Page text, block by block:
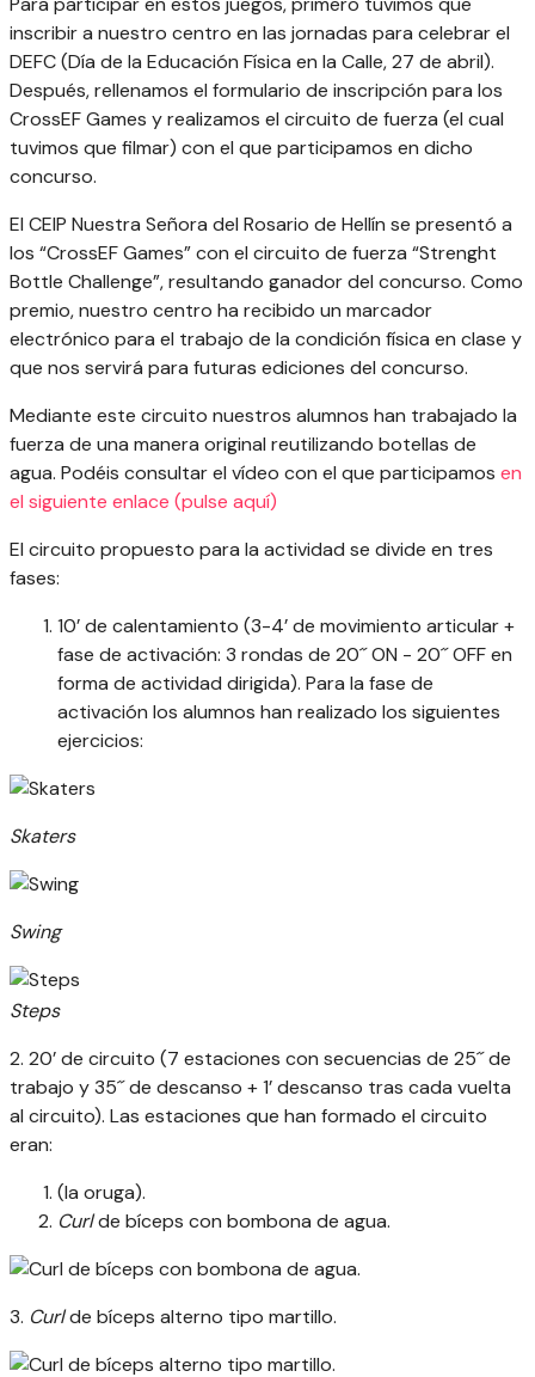
inscribir a nuestro centro en las jornadas para celebrar el
DEFC (Día de la Educación Física en la Calle, 27 de abril).
Después, rellenamos el formulario de inscripción para los
CrossEF Games y realizamos el circuito de fuerza (el cual
tuvimos que filmar) con el que participamos en dicho
concurso.
El CEIP Nuestra Señora del Rosario de Hellín se presentó a
los “CrossEF Games” con el circuito de fuerza “Strenght
Bottle Challenge”, resultando ganador del concurso. Como
premio, nuestro centro ha recibido un marcador
electrónico para el trabajo de la condición física en clase y
que nos servirá para futuras ediciones del concurso.
Mediante este circuito nuestros alumnos han trabajado la
fuerza de una manera original reutilizando botellas de
agua. Podéis consultar el vídeo con el que participamos en
el siguiente enlace (pulse aquí)
El circuito propuesto para la actividad se divide en tres
fases:
10’ de calentamiento (3-4’ de movimiento articular +
fase de activación: 3 rondas de 20´´ ON - 20´´ OFF en
forma de actividad dirigida). Para la fase de
activación los alumnos han realizado los siguientes
ejercicios:
Skaters
Swing
Steps
2. 20’ de circuito (7 estaciones con secuencias de 25´´ de
trabajo y 35´´ de descanso + 1’ descanso tras cada vuelta
al circuito). Las estaciones que han formado el circuito
eran:
(la oruga).
Curlde bíceps con bombona de agua.
3. Curlde bíceps alterno tipo martillo.